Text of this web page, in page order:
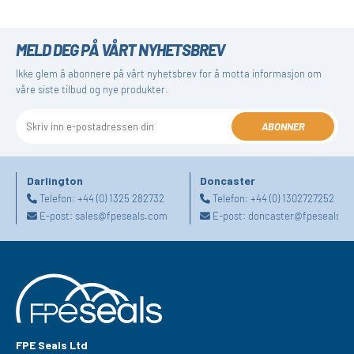
MELD DEG PÅ VÅRT NYHETSBREV
Ikke glem å abonnere på vårt nyhetsbrev for å motta informasjon om
våre siste tilbud og nye produkter.
ABONNER
Darlington
Telefon: +44 (0) 1325 282732
E-post: sales@fpeseals.com
Doncaster
Telefon:+44 (0) 1302727252
E-post:
FPE Seals Ltd